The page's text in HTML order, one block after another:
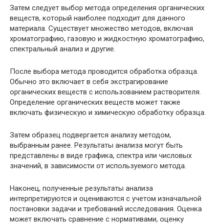
Затем следует выбор метода определения органических
веществ, который наиболее подходит для данного
материала. Существует множество методов, включая
хроматографию, газовую и жидкостную хроматографию,
спектральный анализ и другие.
После выбора метода проводится обработка образца.
Обычно это включает в себя экстрагирование
органических веществ с использованием растворителя.
Определение органических веществ может также
включать физическую и химическую обработку образца.
Затем образец подвергается анализу методом,
выбранным ранее. Результаты анализа могут быть
представлены в виде графика, спектра или числовых
значений, в зависимости от используемого метода.
Наконец, полученные результаты анализа
интерпретируются и оцениваются с учетом изначальной
постановки задачи и требований исследования. Оценка
может включать сравнение с нормативами, оценку